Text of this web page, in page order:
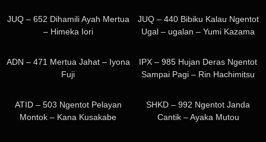
JUQ – 652 Dihamili Ayah Mertua
– Himeka Iori
JUQ – 440 Bibiku Kalau Ngentot
Ugal – ugalan – Yumi Kazama
ADN – 471 Mertua Jahat – Iyona
Fuji
IPX – 985 Hujan Deras Ngentot
Sampai Pagi – Rin Hachimitsu
ATID – 503 Ngentot Pelayan
Montok – Kana Kusakabe
SHKD – 992 Ngentot Janda
Cantik – Ayaka Mutou